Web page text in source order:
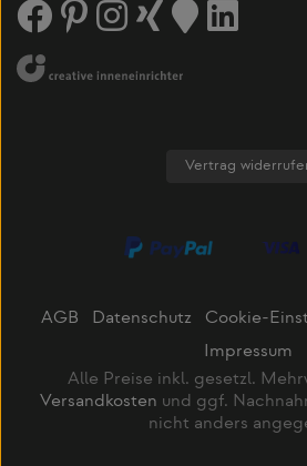
Vertrag
AGB Datenschutz Cookie-
Impressum
Alle Preise inkl. gesetzl.
Versandkosten und ggf.
nicht anders